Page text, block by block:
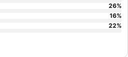
26%
16%
22%